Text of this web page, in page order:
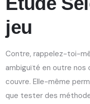
jeu
Contre, rappelez-toi-
ambiguïté en outre
couvre. Elle-même
que tester des